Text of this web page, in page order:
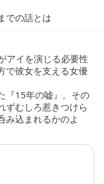
での話とは
アイを演じる必要性
で彼女を支える女優
『15年の嘘』。その
ずむしろ惹きつけら
み込まれるかのよ